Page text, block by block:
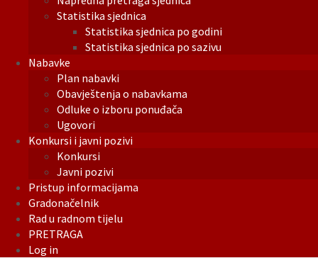
Statistika sjednica
Statistika sjednica po godini
Statistika sjednica po sazivu
Nabavke
Plan nabavki
Obavještenja o nabavkama
Odluke o izboru ponuđača
Ugovori
Konkursi i javni pozivi
Konkursi
Javni pozivi
Pristup informacijama
Gradonačelnik
Rad u radnom tijelu
PRETRAGA
Log in